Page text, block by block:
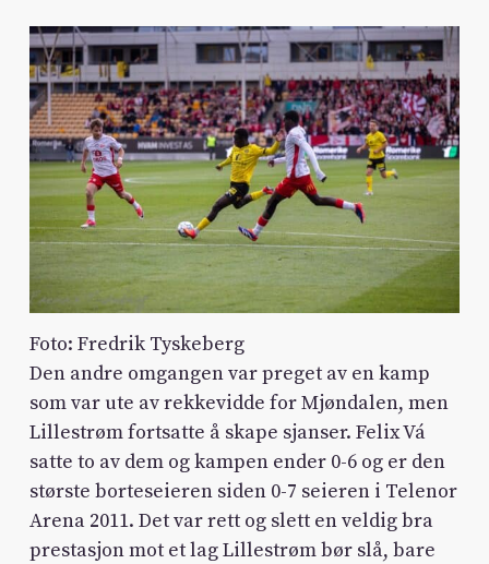
Foto: Fredrik Tyskeberg
Den andre omgangen var preget av en kamp
som var ute av rekkevidde for Mjøndalen, men
Lillestrøm fortsatte å skape sjanser. Felix Vá
satte to av dem og kampen ender 0-6 og er den
største borteseieren siden 0-7 seieren i Telenor
Arena 2011. Det var rett og slett en veldig bra
prestasjon mot et lag Lillestrøm bør slå, bare